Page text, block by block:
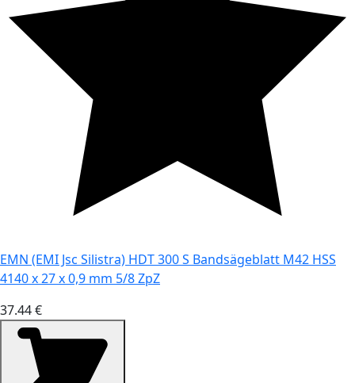
OPUS 400 EXP (Export) optional Bandsägeblatt M42 HSS
3280 x 27 x 0,9 mm 10/14 ZpZ
30.95 €